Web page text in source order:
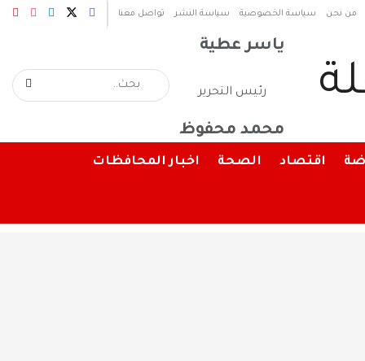
من نحن سياسة الخصوصية سياسة النشر تواصل معنا رئيس مجلس الإدارة
ياسر عطية
رئيس التحرير
محمد محفوظ
اقتصاد الصحة اخبار المحافظات